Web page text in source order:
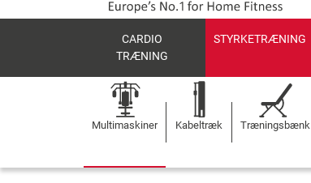
CARDIO
TRÆNING
STYRKETRÆNING
Multimaskiner Kabeltræk Træningsbænk